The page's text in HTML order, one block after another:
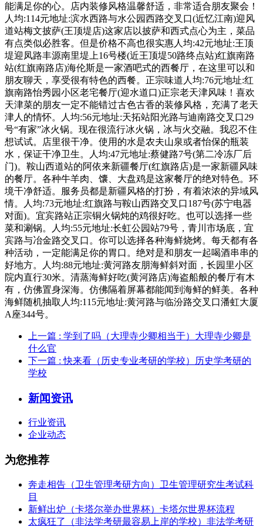
能满足你的心。店内装修风格温馨舒适，非常适合朋友聚会！
人均:114元地址:滨水西路与水公园西路交叉口(近忆江南)迎风
道站梅文披萨(王顶堤店)这家店以披萨和西式点心为主，菜品
有点类似必胜客。但是价格不高也很实惠人均:42元地址:王顶
堤迎凤路丰源南里堤上16号楼(近王顶堤50路终点站)红旗南路
站(红旗南路店)海伦斯是一家酒吧式的西餐厅，在这里可以和
朋友聊天，享受很有特色的西餐。正宗味道人均:76元地址:红
旗南路怡秀园小区老宅餐厅(迎水道口)正宗老天津风味！喜欢
天津菜的朋友一定不能错过古色古香的装修风格，充满了老天
津人的情怀。人均:56元地址:天拓站阳光路与迪南路交叉口29
号“有家”冰火锅。现在很流行冰火锅，冰与火交融。我忍不住
想试试。店里很干净。使用的水是农夫山泉或者怡保的瓶装
水，保证干净卫生。人均:47元地址:蔡健路7号(第二冷冻厂后
门)。鞍山西道站的阿依来新疆餐厅(红旗路店)是一家新疆风味
的餐厅。各种牛羊肉、馕、大盘鸡是这家餐厅的绝对特色。环
境干净舒适。服务员都是新疆风格的打扮，有着浓浓的异域风
情。人均:73元地址:红旗路与鞍山西路交叉口187号(苏宁电器
对面)。宜宾路站正宗铜火锅炖的鸡很好吃。也可以选择一些
菜和涮锅。人均:55元地址:长虹公园站79号，青川市场底，宜
宾路与冶金路交叉口。你可以选择各种海鲜烧烤。每天都有各
种活动，一定能满足你的胃口。绝对是和朋友一起喝酒串串的
好地方。人均:88元地址:黄河路友朋海鲜斜对面，长园里小区
院内直行30米。清蒸海鲜好吃(黄河路店)海盗船般的餐厅有木
有，仿佛置身深海。仿佛隔着屏幕都能闻到海鲜的鲜美。各种
海鲜随机抽取人均:115元地址:黄河路与临汾路交叉口潘虹大厦
A座344号。
上一篇 : 学到了吗（大理寺少卿相当于）大理寺少卿是
什么官
下一篇 : 快来看（历史专业考研的学校）历史学考研的
学校
新闻资讯
行业资讯
企业动态
为您推荐
奔走相告（卫生管理考研方向）卫生管理研究生考试科
目
新鲜出炉（卡塔尔举办世界杯）卡塔尔世界杯流程
太疯狂了（非法学考研最容易上岸的学校）非法学考研